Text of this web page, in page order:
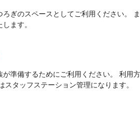
ぎのスペースとしてご利用ください。
ます。
準備するためにご利用ください。 利用
タッフステーション管理になります。